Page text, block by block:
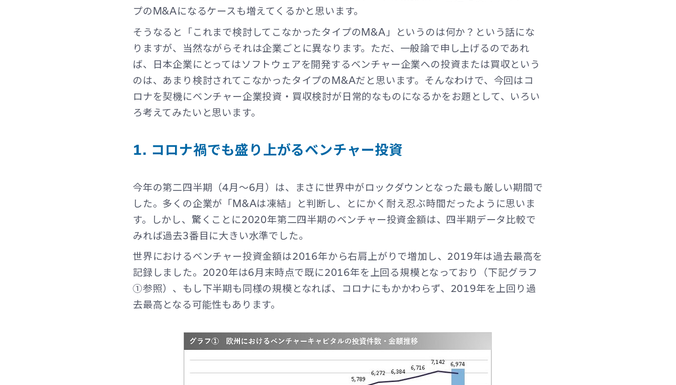
プのM&Aになるケースも増えてくるかと思います。
そうなると「これまで検討してこなかったタイプのM&A」というのは何か？という話にな
りますが、当然ながらそれは企業ごとに異なります。ただ、一般論で申し上げるのであれ
ば、日本企業にとってはソフトウェアを開発するベンチャー企業への投資または買収という
のは、あまり検討されてこなかったタイプのM&Aだと思います。そんなわけで、今回はコ
ロナを契機にベンチャー企業投資・買収検討が日常的なものになるかをお題として、いろい
ろ考えてみたいと思います。
1. コロナ禍でも盛り上がるベンチャー投資
今年の第二四半期（4月～6月）は、まさに世界中がロックダウンとなった最も厳しい期間で
した。多くの企業が「M&Aは凍結」と判断し、とにかく耐え忍ぶ時間だったように思いま
す。しかし、驚くことに2020年第二四半期のベンチャー投資金額は、四半期データ比較で
みれば過去3番目に大きい水準でした。
世界におけるベンチャー投資金額は2016年から右肩上がりで増加し、2019年は過去最高を
記録しました。2020年は6月末時点で既に2016年を上回る規模となっており（下記グラフ
①参照）、もし下半期も同様の規模となれば、コロナにもかかわらず、2019年を上回り過
去最高となる可能性もあります。